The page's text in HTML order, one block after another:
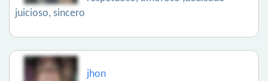
juicioso, sincero
jhon